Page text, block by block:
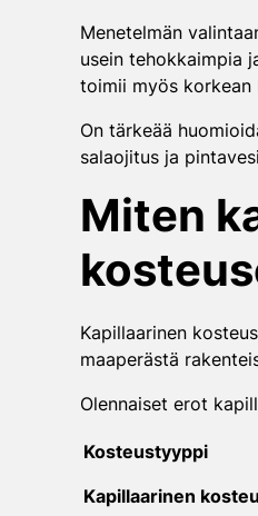
Menetelmän
usein tehokkaimpia
toimii myös korkean
On tärkeää
salaojitus ja
Miten
Kapillaarinen
maaperästä
Olennaiset erot
Kosteustyyppi
Kapillaarinen